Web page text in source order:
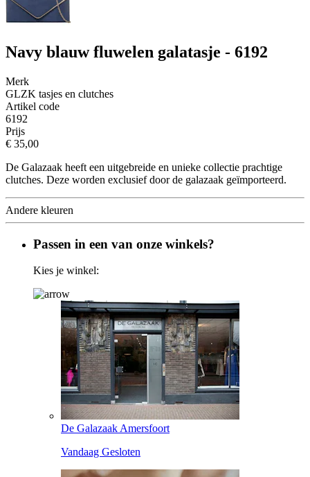
Navy blauw fluwelen galatasje - 6192
Merk
GLZK tasjes en clutches
Artikel code
6192
Prijs
€ 35,00
De Galazaak heeft een uitgebreide en unieke collectie prachtige
clutches. Deze worden exclusief door de galazaak geïmporteerd.
Andere kleuren
Passen in een van onze winkels?
Kies je winkel:
De Galazaak Amersfoort
Vandaag Gesloten